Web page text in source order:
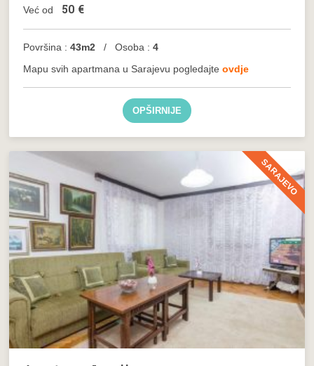
Već od 50 €
Površina :43m2 / Osoba :4
Mapu svih apartmana u Sarajevu pogledajteovdje
OPŠIRNIJE
SARAJEVO